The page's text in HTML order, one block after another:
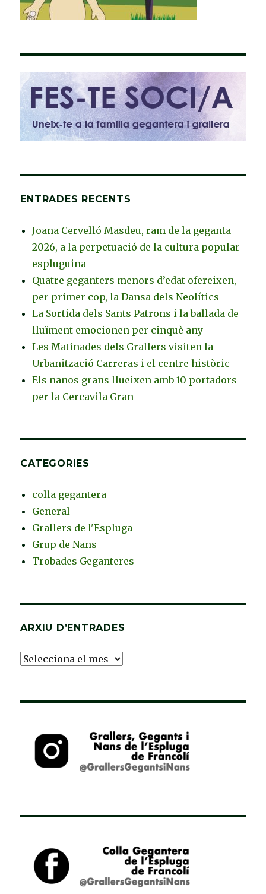
ENTRADES RECENTS
Joana Cervelló Masdeu, ram de la geganta
2026, a la perpetuació de la cultura popular
espluguina
Quatre geganters menors d’edat ofereixen,
per primer cop, la Dansa dels Neolítics
La Sortida dels Sants Patrons i la ballada de
lluïment emocionen per cinquè any
Les Matinades dels Grallers visiten la
Urbanització Carreras i el centre històric
Els nanos grans llueixen amb 10 portadors
per la Cercavila Gran
CATEGORIES
colla gegantera
General
Grallers de l'Espluga
Grup de Nans
Trobades Geganteres
ARXIU D’ENTRADES
Arxiu